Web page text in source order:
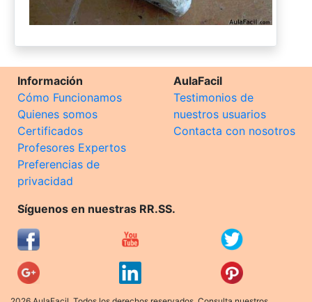
Información
Cómo Funcionamos
Quienes somos
Certificados
Profesores Expertos
Preferencias de
privacidad
AulaFacil
Testimonios de
nuestros usuarios
Contacta con nosotros
Síguenos en nuestras RR.SS.